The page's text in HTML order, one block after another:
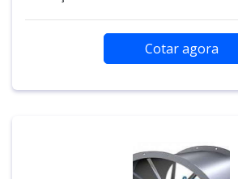
Cotar agora